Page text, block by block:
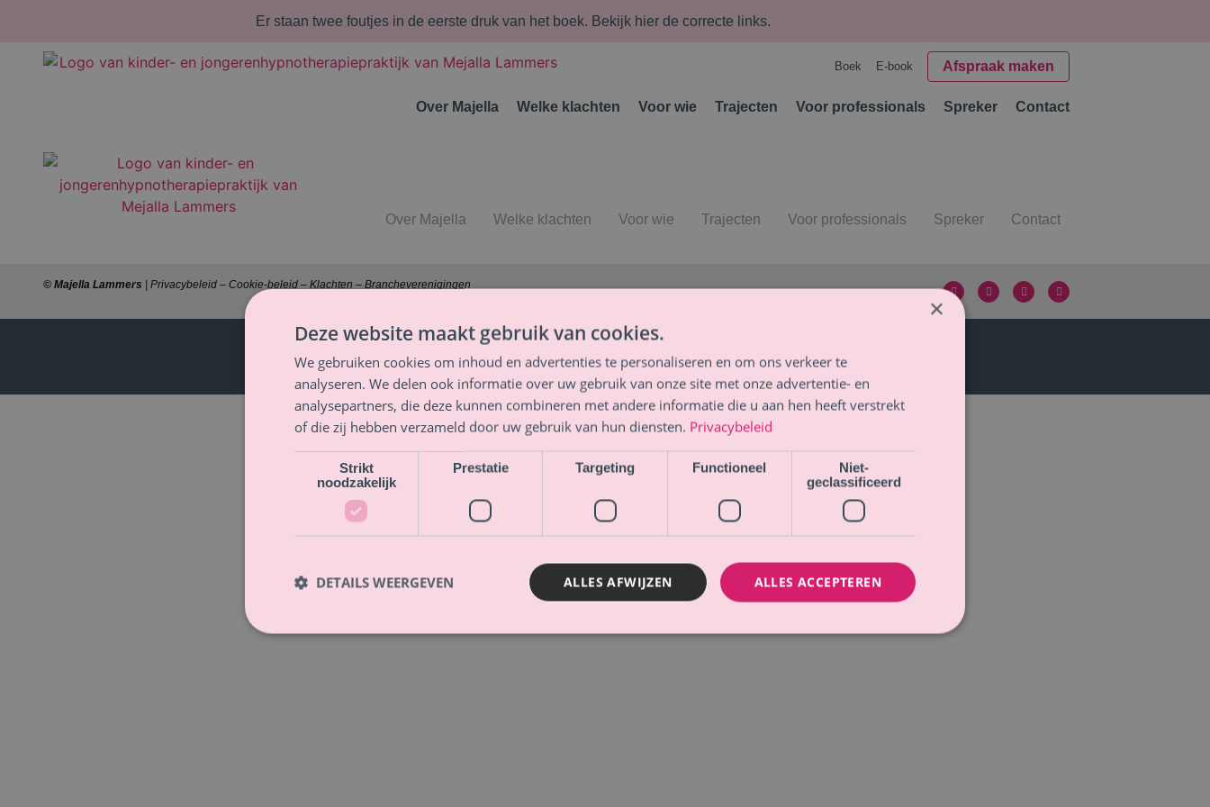
Er staan twee foutjes in de eerste druk van het boek. Bekijk hier de correcte links.
Boek E-book Afspraak maken
Over Majella Welke klachten Voor wie Trajecten Voor professionals Spreker Contact
Over Majella Welke klachten Voor wie Trajecten Voor professionals Spreker Contact
© Majella Lammers Privacybeleid – Cookie-beleid – Klachten – Brancheverenigingen
KVK 141 174 19
BTW NL001362633B86
Marketing&Branding
×
Deze website maakt gebruik van cookies.
We gebruiken cookies om inhoud en advertenties te personaliseren en om ons verkeer te
analyseren. We delen ook informatie over uw gebruik van onze site met onze advertentie- en
analysepartners, die deze kunnen combineren met andere informatie die u aan hen heeft verstrekt
of die zij hebben verzameld door uw gebruik van hun diensten. Privacybeleid
Strikt
noodzakelijk
Prestatie Targeting Functioneel
Niet-
geclassificeerd
ALLES ACCEPTEREN
ALLES AFWIJZEN
DETAILS WEERGEVEN